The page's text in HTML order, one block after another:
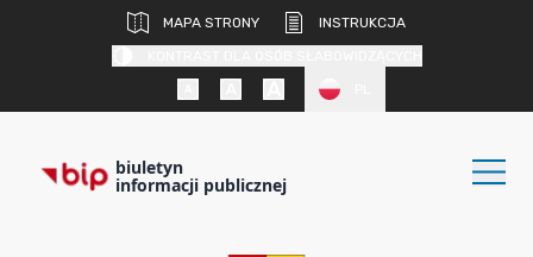
MAPA STRONY
INSTRUKCJA
biuletyn
informacji publicznej